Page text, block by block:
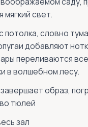
свет.
потолка, словно
добавляют
переливаются
в волшебном лесу.
образ,
тюлей
зал